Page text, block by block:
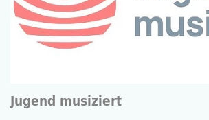
Jugend musiziert